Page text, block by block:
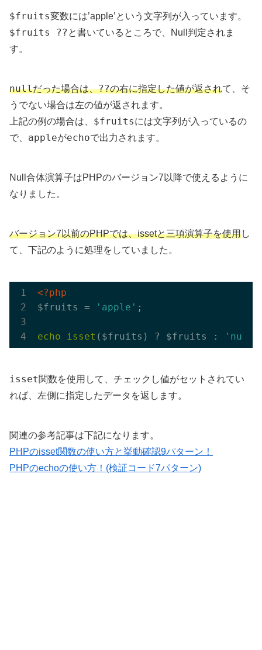
$fruits変数には’apple’という文字列が入っています。
$fruits ?? と書いているところで、Null判定されま
す。
nullだった場合は、??の右に指定した値が返されて、そ
うでない場合は左の値が返されます。
上記の例の場合は、 $fruitsには文字列が入っているの
で、 appleがechoで出力されます。
Null合体演算子はPHPのバージョン7以降で使えるように
なりました。
バージョン7以前のPHPでは、issetと三項演算子を使用し
て、下記のように処理をしていました。
<?php
$fruits =
'apple' ;
echo isset ($fruits) ? $fruits : 'null
isset関数を使用して、チェックし値がセットされてい
れば、左側に指定したデータを返します。
関連の参考記事は下記になります。
PHPのisset関数の使い方と挙動確認9パターン！
PHPのechoの使い方！(検証コード7パターン)